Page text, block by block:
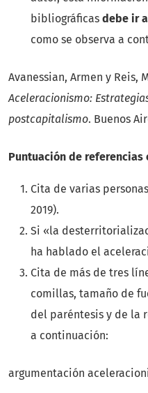
bibliográficas debe ir
como se observa a
Avanessian, Armen y Reis,
Aceleracionismo:
postcapitalismo. Buenos
Puntuación de
Cita de varias
2019).
Si «la
ha hablado el
Cita de más de tres
comillas, tamaño de
del paréntesis y de la
a continuación:
argumentación